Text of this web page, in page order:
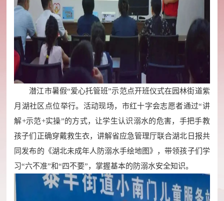
潜江市暑假“爱心托管班”示范点开班仪式在园林街道紫
月湖社区点位举行。活动现场，市红十字会志愿者通过“讲
解+示范+实操”的方式，让学生认识溺水的危害，手把手教
孩子们正确穿戴救生衣，讲解省应急管理厅联合湖北日报共
同发布的《湖北未成年人防溺水手绘地图》，带领孩子们学
习“六不准”和“四不要”，掌握基本的防溺水安全知识。